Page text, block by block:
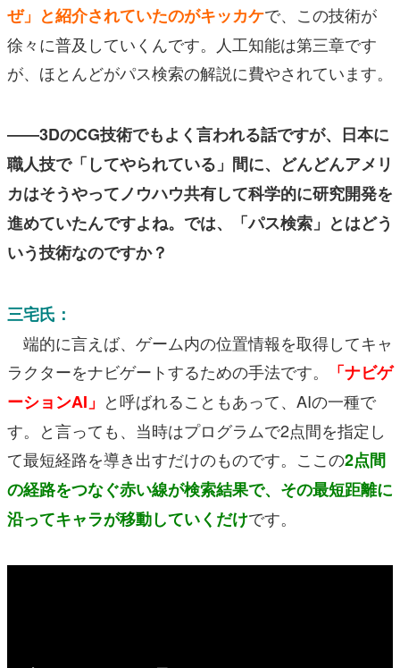
ぜ」と紹介されていたのがキッカケで、この技術が
徐々に普及していくんです。人工知能は第三章です
が、ほとんどがパス検索の解説に費やされています。
――3DのCG技術でもよく言われる話ですが、日本に
職人技で「してやられている」間に、どんどんアメリ
カはそうやってノウハウ共有して科学的に研究開発を
進めていたんですよね。では、「パス検索」とはどう
いう技術なのですか？
三宅氏：
端的に言えば、ゲーム内の位置情報を取得してキャ
ラクターをナビゲートするための手法です。
「ナビゲ
ーションAI」 と呼ばれることもあって、AIの一種で
す。と言っても、当時はプログラムで2点間を指定し
て最短経路を導き出すだけのものです。ここの2点間
の経路をつなぐ赤い線が検索結果で、その最短距離に
沿ってキャラが移動していくだけです。